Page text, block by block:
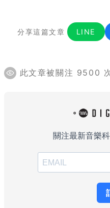
分享這篇文章 LINE
此文章被關注 9500